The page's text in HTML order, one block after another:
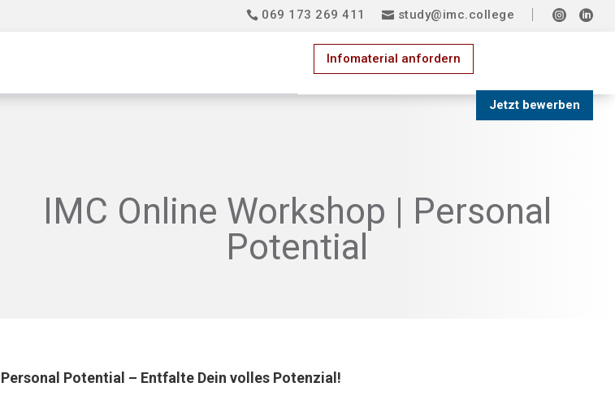


study@imc.college
069 173 269 411
Infomaterial anfordern
Jetzt bewerben
IMC Online Workshop | Personal
Potential
Personal Potential – Entfalte Dein volles Potenzial!